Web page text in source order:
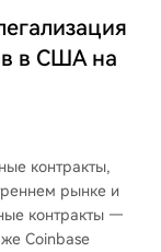
в США на
контракты,
рынке и
контракты —
Coinbase